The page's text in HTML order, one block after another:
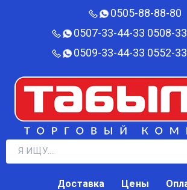
0505-88-88-80‬
0507-33-44-33 0508-
0509-33-44-33 0552-
Доставка Цены